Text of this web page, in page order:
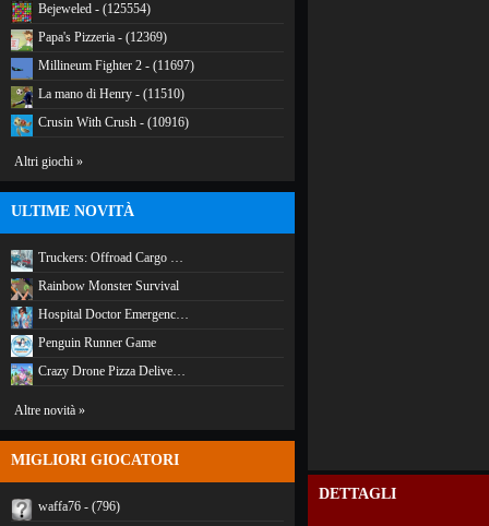
Bejeweled - (125554)
Papa's Pizzeria - (12369)
Millineum Fighter 2 - (11697)
La mano di Henry - (11510)
Crusin With Crush - (10916)
Altri giochi »
ULTIME NOVITÀ
Truckers: Offroad Cargo …
Rainbow Monster Survival
Hospital Doctor Emergenc…
Penguin Runner Game
Crazy Drone Pizza Delive…
Altre novità »
MIGLIORI GIOCATORI
waffa76 - (796)
DETTAGLI